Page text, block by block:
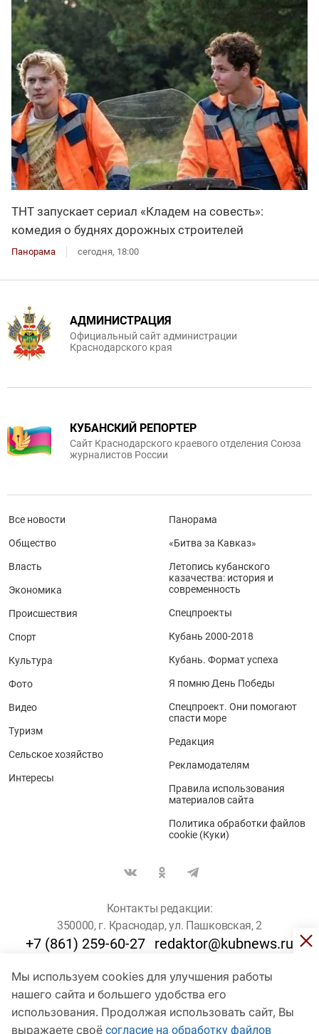
ТНТ запускает сериал «Кладем на совесть»:
комедия о буднях дорожных строителей
Панорама сегодня, 18:00
Мы используем cookies для улучшения работы
нашего сайта и большего удобства его
использования. Продолжая использовать сайт, Вы
выражаете своё согласие на обработку файлов
АДМИНИСТРАЦИЯ
Официальный сайт администрации
Краснодарского края
КУБАНСКИЙ РЕПОРТЕР
Сайт Краснодарского краевого отделения Союза
журналистов России
Все новости
Общество
Власть
Экономика
Происшествия
Спорт
Культура
Фото
Видео
Туризм
Сельское хозяйство
Интересы
Панорама
«Битва за Кавказ»
Летопись кубанского
казачества: история и
современность
Спецпроекты
Кубань 2000-2018
Кубань. Формат успеха
Я помню День Победы
Спецпроект. Они помогают
спасти море
Редакция
Рекламодателям
Правила использования
материалов сайта
Политика обработки файлов
cookie (Куки)
Контакты редакции:
350000, г. Краснодар, ул. Пашковская, 2
+7 (861) 259-60-27 redaktor@kubnews.ru
Для пользователей старше 16 лет
© Кубанские Новости, 2017
Сетевое издание «kubnews» зарегистрировано Федеральной